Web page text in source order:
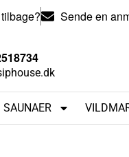
Sende en
SAUNAER